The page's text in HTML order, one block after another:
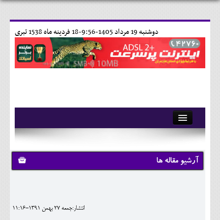
18 فردينه ماه 1538 تبری دوشنبه 19 مرداد 1405-9:56-
آرشیو
تماس با ما
وبلاگ
آرشیو مقاله ها
انتشار:جمعه 27 بهمن 1391-11:16